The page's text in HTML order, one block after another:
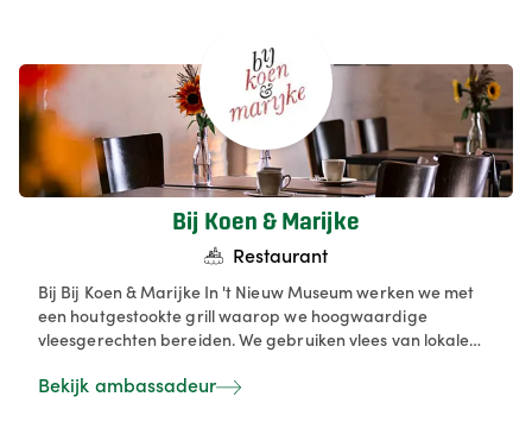
Bij Koen & Marijke
Restaurant
Bij Bij Koen & Marijke In 't Nieuw Museum werken we met
een houtgestookte grill waarop we hoogwaardige
vleesgerechten bereiden. We gebruiken vlees van lokale
zodat we onze gasten altijd verse en duurzame producten
Bekijk ambassadeur